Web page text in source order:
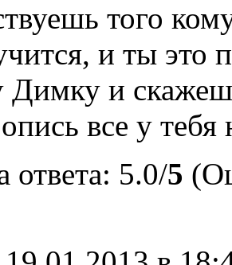
того
и ты
Димку и
все у тебя
ответа: 5.0/5